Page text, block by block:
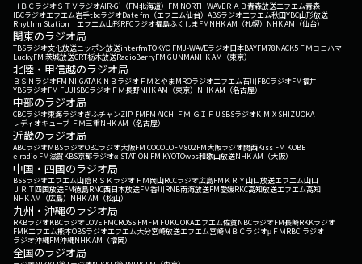
ＨＢＣラジオＳＴＶラジオAIR-G'（FM北海道） FM NORTH WAVEＲＡＢ青森放送エフエム青森
IBCラジオエフエム岩手tbcラジオDate fm（エフエム仙台） ABSラジオエフエム秋田YBC山形放送
Rhythm Station エフエム山形RFCラジオ福島ふくしまFMNHK AM（札幌） NHK AM（仙台）
関東のラジオ局
TBSラジオ文化放送ニッポン放送interfmTOKYO FMJ-WAVEラジオ日本BAYFM78NACK5 ＦＭヨコハマ
LuckyFM 茨城放送CRT栃木放送RadioBerryFM GUNMANHK AM（東京）
北陸・甲信越のラジオ局
ＢＳＮラジオFM NIIGATAＫＮＢラジオ ＦＭとやまMROラジオエフエム石川FBCラジオFM福井
YBSラジオFM FUJISBCラジオ ＦＭ長野NHK AM（東京） NHK AM（名古屋）
中部のラジオ局
CBCラジオ東海ラジオぎふチャンZIP-FMFM AICHI ＦＭ ＧＩＦＵ SBSラジオK-MIX SHIZUOKA
レディオキューブ ＦＭ三重NHK AM（名古屋）
近畿のラジオ局
ABCラジオMBSラジオOBCラジオ大阪FM COCOLOFM802FM大阪ラジオ関西Kiss FM KOBE
e-radio FM滋賀KBS京都ラジオα-STATION FM KYOTOwbs和歌山放送NHK AM（大阪）
中国・四国のラジオ局
BSSラジオエフエム山陰ＲＳＫラジオ ＦＭ岡山RCCラジオ広島FM ＫＲＹ山口放送エフエム山口
ＪＲＴ四国放送FM徳島RNC西日本放送FM香川RNB南海放送FM愛媛RKC高知放送エフエム高知
NHK AM（広島） NHK AM（松山）
九州・沖縄のラジオ局
RKBラジオKBCラジオLOVE FMCROSS FMFM FUKUOKAエフエム佐賀NBCラジオFM長崎RKKラジオ
FMKエフエム熊本OBSラジオエフエム大分宮崎放送エフエム宮崎ＭＢＣラジオμＦＭRBCiラジオ
ラジオ沖縄FM沖縄NHK AM（福岡）
全国のラジオ局